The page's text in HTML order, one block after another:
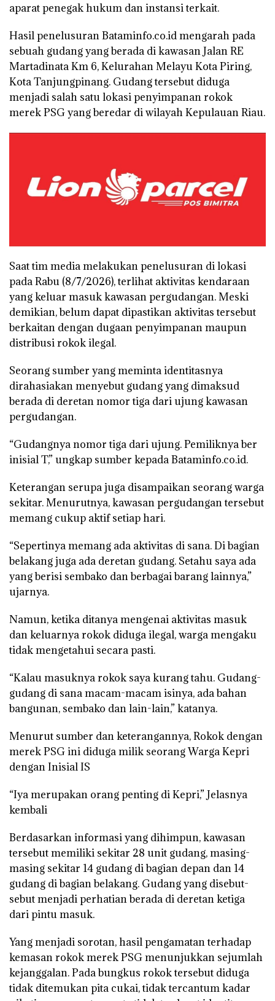
aparat penegak hukum dan instansi terkait.
Hasil penelusuran Bataminfo.co.id mengarah pada
sebuah gudang yang berada di kawasan Jalan RE
Martadinata Km 6, Kelurahan Melayu Kota Piring,
Kota Tanjungpinang. Gudang tersebut diduga
menjadi salah satu lokasi penyimpanan rokok
merek PSG yang beredar di wilayah Kepulauan Riau.
Saat tim media melakukan penelusuran di lokasi
pada Rabu (8/7/2026), terlihat aktivitas kendaraan
yang keluar masuk kawasan pergudangan. Meski
demikian, belum dapat dipastikan aktivitas tersebut
berkaitan dengan dugaan penyimpanan maupun
distribusi rokok ilegal.
Seorang sumber yang meminta identitasnya
dirahasiakan menyebut gudang yang dimaksud
berada di deretan nomor tiga dari ujung kawasan
pergudangan.
“Gudangnya nomor tiga dari ujung. Pemiliknya ber
inisial T,” ungkap sumber kepada Bataminfo.co.id.
Keterangan serupa juga disampaikan seorang warga
sekitar. Menurutnya, kawasan pergudangan tersebut
memang cukup aktif setiap hari.
“Sepertinya memang ada aktivitas di sana. Di bagian
belakang juga ada deretan gudang. Setahu saya ada
yang berisi sembako dan berbagai barang lainnya,”
ujarnya.
Namun, ketika ditanya mengenai aktivitas masuk
dan keluarnya rokok diduga ilegal, warga mengaku
tidak mengetahui secara pasti.
“Kalau masuknya rokok saya kurang tahu. Gudang-
gudang di sana macam-macam isinya, ada bahan
bangunan, sembako dan lain-lain,” katanya.
Menurut sumber dan keterangannya, Rokok dengan
merek PSG ini diduga milik seorang Warga Kepri
dengan Inisial IS
“Iya merupakan orang penting di Kepri,” Jelasnya
kembali
Berdasarkan informasi yang dihimpun, kawasan
tersebut memiliki sekitar 28 unit gudang, masing-
masing sekitar 14 gudang di bagian depan dan 14
gudang di bagian belakang. Gudang yang disebut-
sebut menjadi perhatian berada di deretan ketiga
dari pintu masuk.
Yang menjadi sorotan, hasil pengamatan terhadap
kemasan rokok merek PSG menunjukkan sejumlah
kejanggalan. Pada bungkus rokok tersebut diduga
tidak ditemukan pita cukai, tidak tercantum kadar